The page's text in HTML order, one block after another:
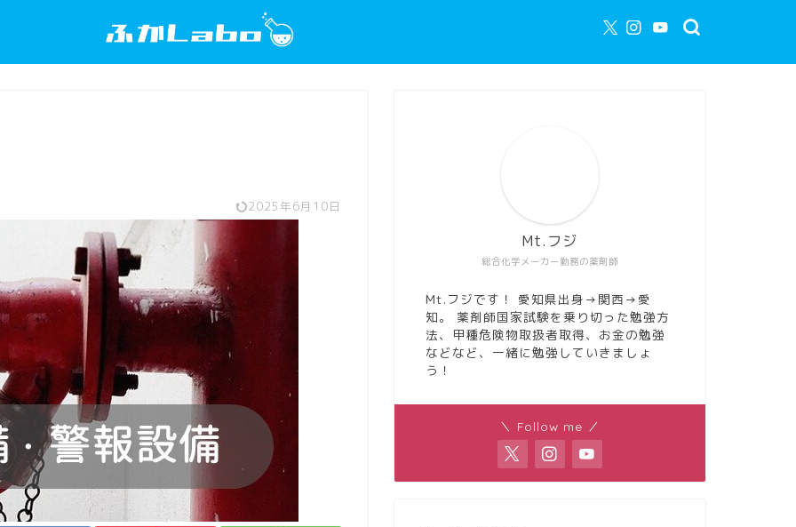
2025年6月10日
総合化学メーカー勤務の薬剤師
Mt.フジ
Mt.フジです！ 愛知県出身→関西→愛
知。 薬剤師国家試験を乗り切った勉強方
法、甲種危険物取扱者取得、お金の勉強
などなど、一緒に勉強していきましょ
う！
＼ Follow me ／